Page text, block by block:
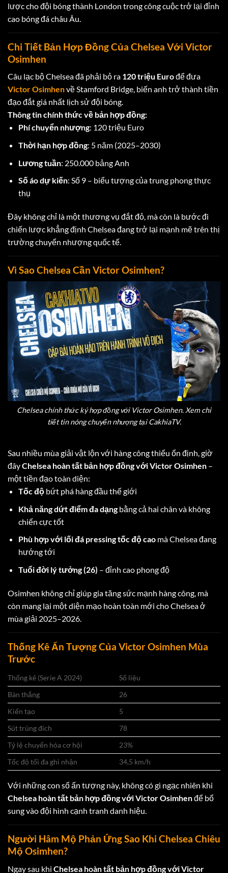
lược cho đội bóng thành London trong công cuộc trở lại đỉnh
cao bóng đá châu Âu.
Chi Tiết Bản Hợp Đồng Của Chelsea Với Victor
Osimhen
Câu lạc bộ Chelsea đã phải bỏ ra 120 triệu Eurođể đưa
Victor Osimhenvề Stamford Bridge, biến anh trở thành tiền
đạo đắt giá nhất lịch sử đội bóng.
Thông tin chính thức về bản hợp đồng:
Phí chuyển nhượng: 120 triệu Euro
Thời hạn hợp đồng: 5 năm (2025–2030)
Lương tuần: 250.000 bảng Anh
Số áo dự kiến: Số 9 – biểu tượng của trung phong thực
thụ
Đây không chỉ là một thương vụ đắt đỏ, mà còn là bước đi
chiến lược khẳng định Chelsea đang trở lại mạnh mẽ trên thị
trường chuyển nhượng quốc tế.
Vì Sao Chelsea Cần Victor Osimhen?
Chelsea chính thức ký hợp đồng với Victor Osimhen. Xem chi
tiết tin nóng chuyển nhượng tại CakhiaTV.
Sau nhiều mùa giải vật lộn với hàng công thiếu ổn định, giờ
đâyChelsea hoàn tất bản hợp đồng với Victor Osimhen –
một tiền đạo toàn diện:
Tốc độbứt phá hàng đầu thế giới
Khả năng dứt điểm đa dạngbằng cả hai chân và không
chiến cực tốt
Phù hợp với lối đá pressing tốc độ caomà Chelsea đang
hướng tới
Tuổi đời lý tưởng (26) – đỉnh cao phong độ
Osimhen không chỉ giúp gia tăng sức mạnh hàng công, mà
còn mang lại một diện mạo hoàn toàn mới cho Chelsea ở
mùa giải 2025–2026.
Thống Kê Ấn Tượng Của Victor Osimhen Mùa
Trước
Thống kê (Serie A 2024)
Số liệu
Bàn thắng
26
Kiến tạo
5
Sút trúng đích
78
Tỷ lệ chuyển hóa cơ hội
23%
Tốc độ tối đa ghi nhận
34,5 km/h
Với những con số ấn tượng này, không có gì ngạc nhiên khi
Chelsea hoàn tất bản hợp đồng với Victor Osimhenđể bổ
sung vào đội hình cạnh tranh danh hiệu.
Người Hâm Mộ Phản Ứng Sao Khi Chelsea Chiêu
Mộ Osimhen?
Ngay sau khi Chelsea hoàn tất bản hợp đồng với Victor